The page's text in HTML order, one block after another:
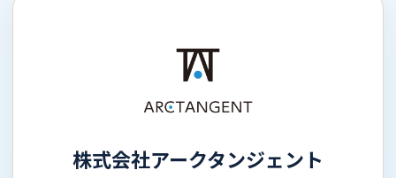
株式会社アークタンジェント